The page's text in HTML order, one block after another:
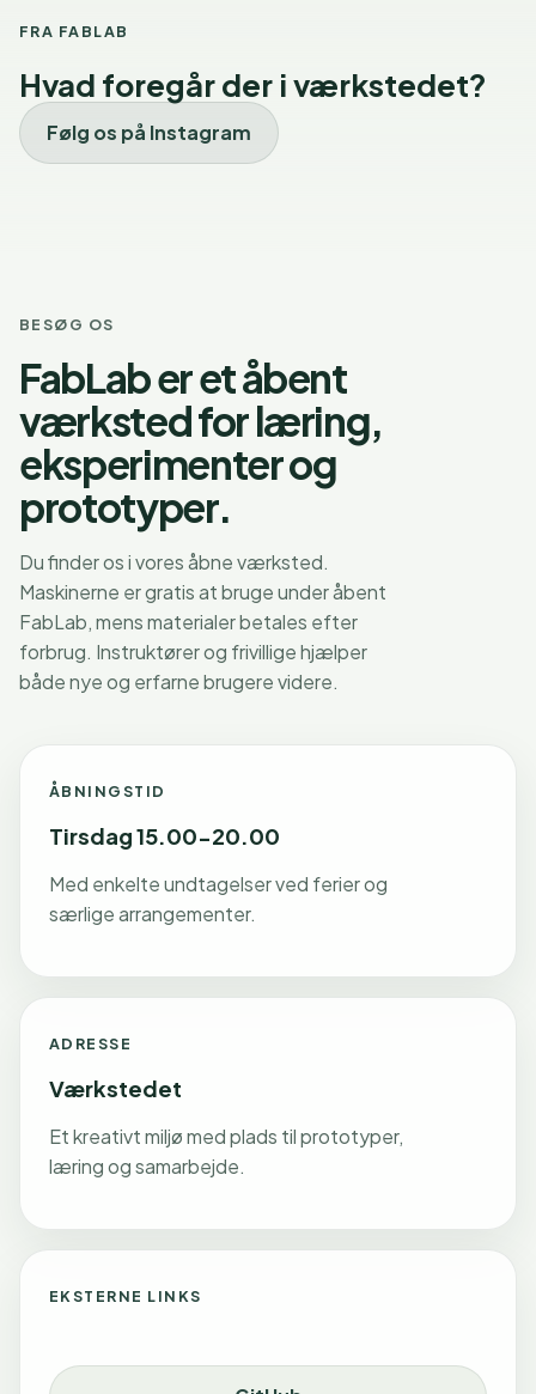
FRA FABLAB
Hvad foregår der i værkstedet?
Følg os på Instagram
BESØG OS
FabLab er et åbent
værksted for læring,
eksperimenter og
prototyper.
Du finder os i vores åbne værksted.
Maskinerne er gratis at bruge under åbent
FabLab, mens materialer betales efter
forbrug. Instruktører og frivillige hjælper
både nye og erfarne brugere videre.
ÅBNINGSTID
Tirsdag 15.00-20.00
Med enkelte undtagelser ved ferier og
særlige arrangementer.
ADRESSE
Værkstedet
Et kreativt miljø med plads til prototyper,
læring og samarbejde.
EKSTERNE LINKS